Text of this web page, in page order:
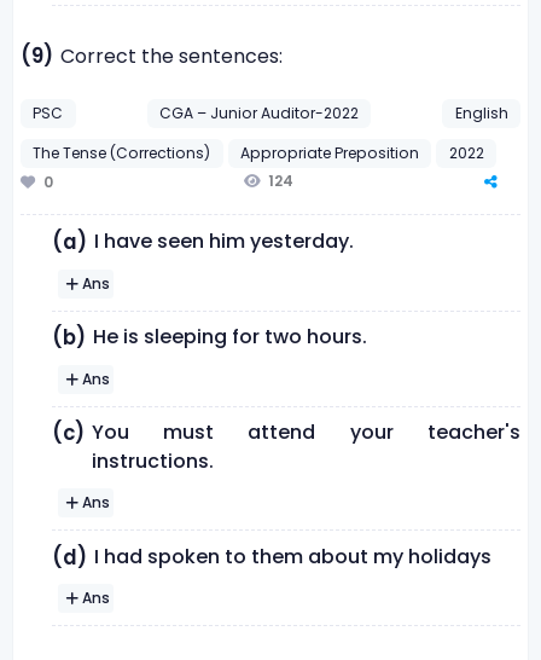
(9) Correct the sentences:
PSC CGA – Junior Auditor-2022
English
The Tense (Corrections)
Appropriate Preposition
2022
0
124
(a) I have seen him yesterday.
Ans
(b) He is sleeping for two hours.
Ans
(c) You must attend your teacher's
instructions.
Ans
(d) I had spoken to them about my holidays
Ans